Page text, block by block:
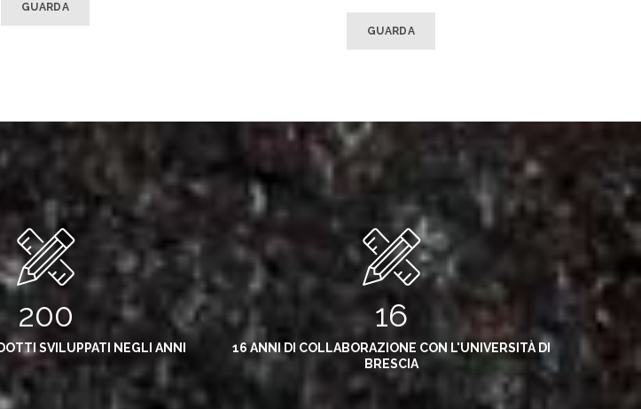
GUARDA
GUARDA
200
SVILUPPATI NEGLI ANNI
16
16 ANNI DI COLLABORAZIONE CON L'UNIVERSITÀ DI
BRESCIA